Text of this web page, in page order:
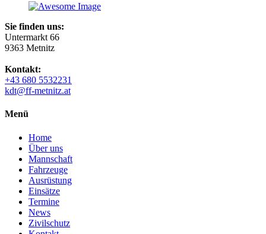
Sie finden uns:
Untermarkt 66
9363 Metnitz
Kontakt:
+43 680 5532231
kdt@ff-metnitz.at
Menü
Home
Über uns
Mannschaft
Fahrzeuge
Ausrüstung
Einsätze
Termine
News
Zivilschutz